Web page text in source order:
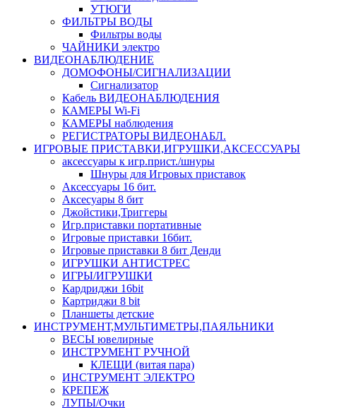
УТЮГИ
ФИЛЬТРЫ ВОДЫ
Фильтры воды
ЧАЙНИКИ электро
ВИДЕОНАБЛЮДЕНИЕ
ДОМОФОНЫ/СИГНАЛИЗАЦИИ
Сигнализатор
Кабель ВИДЕОНАБЛЮДЕНИЯ
КАМЕРЫ Wi-Fi
КАМЕРЫ наблюдения
РЕГИСТРАТОРЫ ВИДЕОНАБЛ.
ИГРОВЫЕ ПРИСТАВКИ,ИГРУШКИ,АКСЕССУАРЫ
аксесcуары к игр.прист./шнуры
Шнуры для Игровых приставок
Аксессуары 16 бит.
Аксесуары 8 бит
Джойстики,Триггеры
Игр.приставки портативные
Игровые приставки 16бит.
Игровые приставки 8 бит Денди
ИГРУШКИ АНТИСТРЕС
ИГРЫ/ИГРУШКИ
Кардриджи 16bit
Картриджи 8 bit
Планшеты детские
ИНСТРУМЕНТ,МУЛЬТИМЕТРЫ,ПАЯЛЬНИКИ
ВЕСЫ ювелирные
ИНСТРУМЕНТ РУЧНОЙ
КЛЕЩИ (витая пара)
ИНСТРУМЕНТ ЭЛЕКТРО
КРЕПЕЖ
ЛУПЫ/Очки